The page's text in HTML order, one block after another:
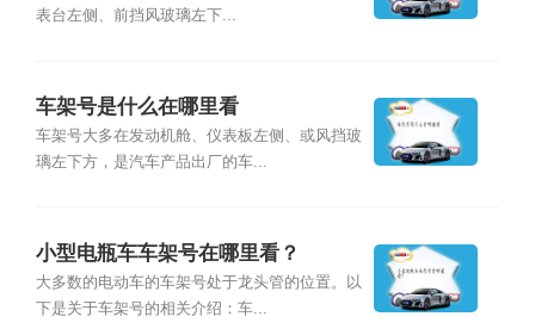
表台左侧、前挡风玻璃左下...
车架号是什么在哪里看
车架号大多在发动机舱、仪表板左侧、或风挡玻
璃左下方，是汽车产品出厂的车...
小型电瓶车车架号在哪里看？
大多数的电动车的车架号处于龙头管的位置。以
下是关于车架号的相关介绍：车...